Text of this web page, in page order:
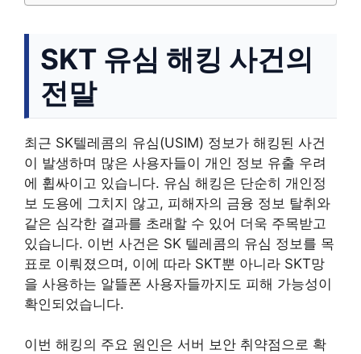
SKT 유심 해킹 사건의
전말
최근 SK텔레콤의 유심(USIM) 정보가 해킹된 사건
이 발생하며 많은 사용자들이 개인 정보 유출 우려
에 휩싸이고 있습니다. 유심 해킹은 단순히 개인정
보 도용에 그치지 않고, 피해자의 금융 정보 탈취와
같은 심각한 결과를 초래할 수 있어 더욱 주목받고
있습니다. 이번 사건은 SK 텔레콤의 유심 정보를 목
표로 이뤄졌으며, 이에 따라 SKT뿐 아니라 SKT망
을 사용하는 알뜰폰 사용자들까지도 피해 가능성이
확인되었습니다.
이번 해킹의 주요 원인은 서버 보안 취약점으로 확